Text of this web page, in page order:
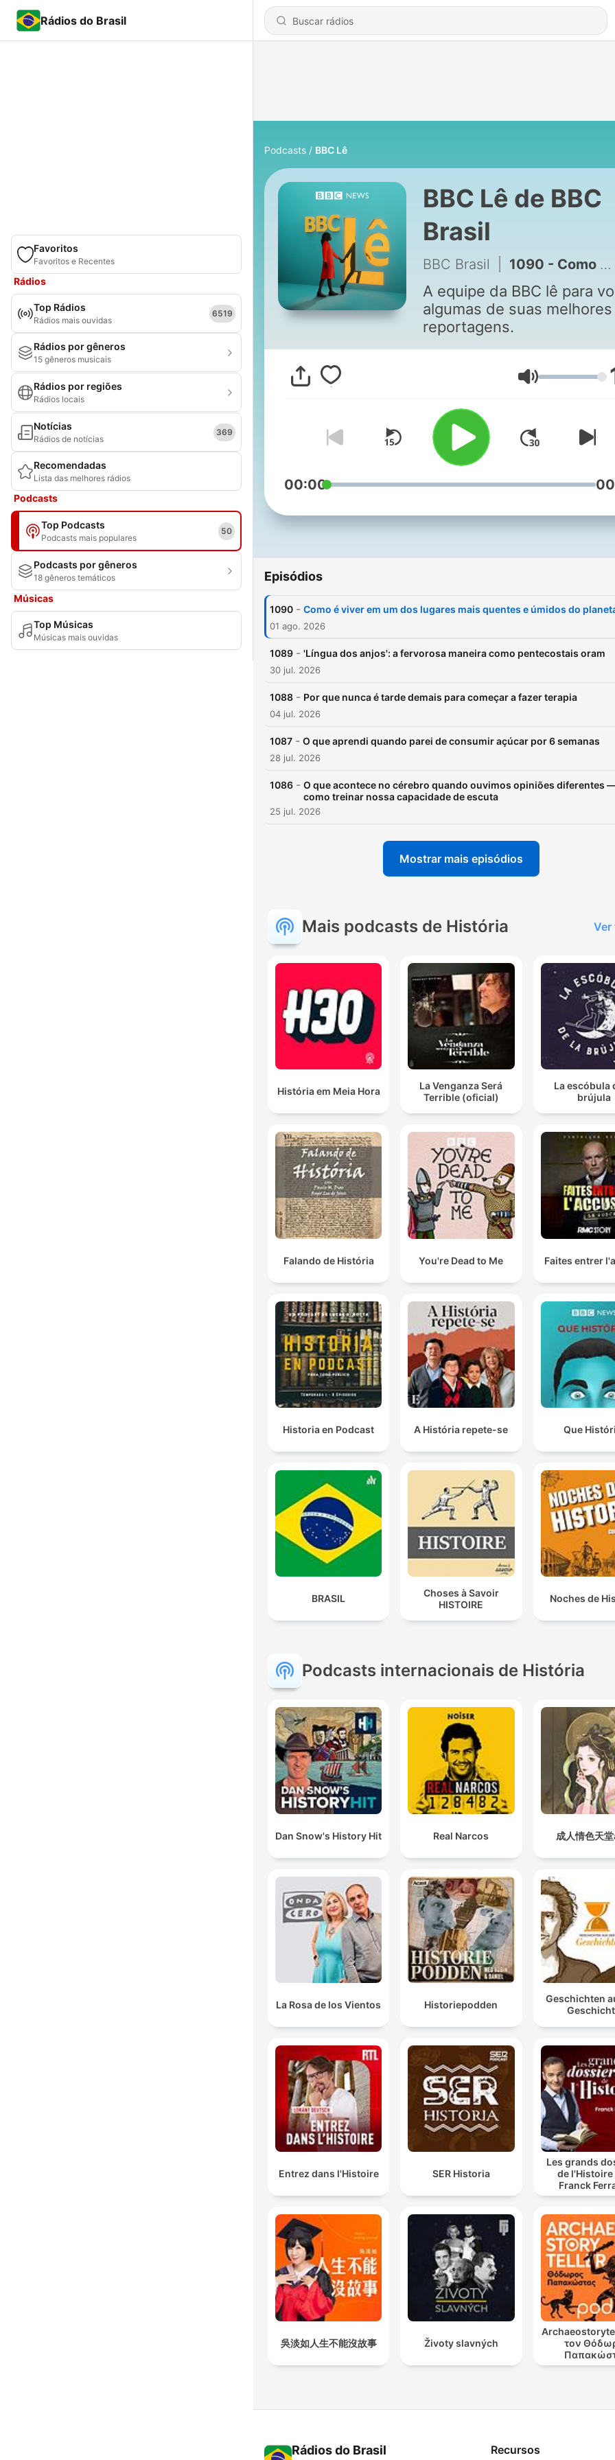
Rádios do Brasil
Favoritos
Favoritos e Recentes
Rádios
Top Rádios
Rádios mais ouvidas
6519
Rádios por gêneros
15 gêneros musicais
Rádios por regiões
Rádios locais
Notícias
Rádios de notícias
369
Recomendadas
Lista das melhores rádios
Podcasts
Top Podcasts
Podcasts mais populares
50
Podcasts por gêneros
18 gêneros temáticos
Músicas
Top Músicas
Músicas mais ouvidas
Podcasts BBC Lê
BBC Lê de BBC
Brasil
BBC Brasil 1090 - Como é viver em um dos lugares mais quentes e úmidos do planeta
A equipe da BBC lê para
algumas de suas melhores
reportagens.
Volume
00:00
Episódios
1090 - Como é viver em um dos lugares mais quentes e úmidos do
01 ago. 2026
1089 - 'Língua dos anjos': a fervorosa maneira como pentecostais oram
30 jul. 2026
1088 - Por que nunca é tarde demais para começar a fazer terapia
04 jul. 2026
1087 - O que aprendi quando parei de consumir açúcar por 6 semanas
28 jul. 2026
1086 - O que acontece no cérebro quando ouvimos opiniões diferentes
como treinar nossa capacidade de escuta
25 jul. 2026
Mostrar mais episódios
Mais podcasts de História Ver
História em Meia Hora
La Venganza Será
Terrible (oficial)
La escóbula
brújula
Falando de História You're Dead to Me Faites entrer
Historia en Podcast A História repete-se Que
BRASIL
Choses à Savoir
HISTOIRE
Noches de
Podcasts internacionais de História
Dan Snow's History Hit Real Narcos 成人情色天
La Rosa de los Vientos Historiepodden
Geschichten
Entrez dans l'Histoire SER Historia
Les grands
de l'Histoire
Franck
吳淡如人生不能沒故事 Životy slavných
τον
Rádios do Brasil Recursos